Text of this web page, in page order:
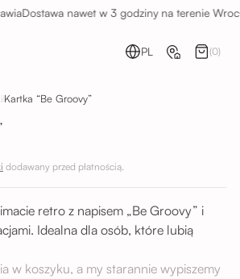
Dostawa nawet w 3 godziny na terenie
PL (0)
Kartka “Be Groovy”
dodawany przed płatnością.
retro z napisem „Be Groovy” i
Idealna dla osób, które lubią
w koszyku, a my starannie wypiszemy